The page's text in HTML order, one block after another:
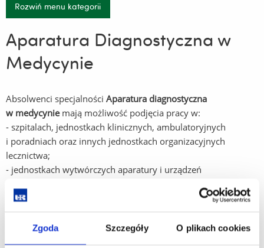
Zgoda Szczegóły O plikach cookies
Rozwiń menu kategorii
Aparatura Diagnostyczna w
Medycynie
Absolwenci specjalności Aparatura diagnostyczna
w medycyniemają możliwość podjęcia pracy w:
- szpitalach, jednostkach klinicznych, ambulatoryjnych
i poradniach oraz innych jednostkach organizacyjnych
lecznictwa;
- jednostkach wytwórczych aparatury i urządzeń
- jednostkach projektowych, konstrukcyjnych
- instytutach naukowo-badawczych i konsultingowych;